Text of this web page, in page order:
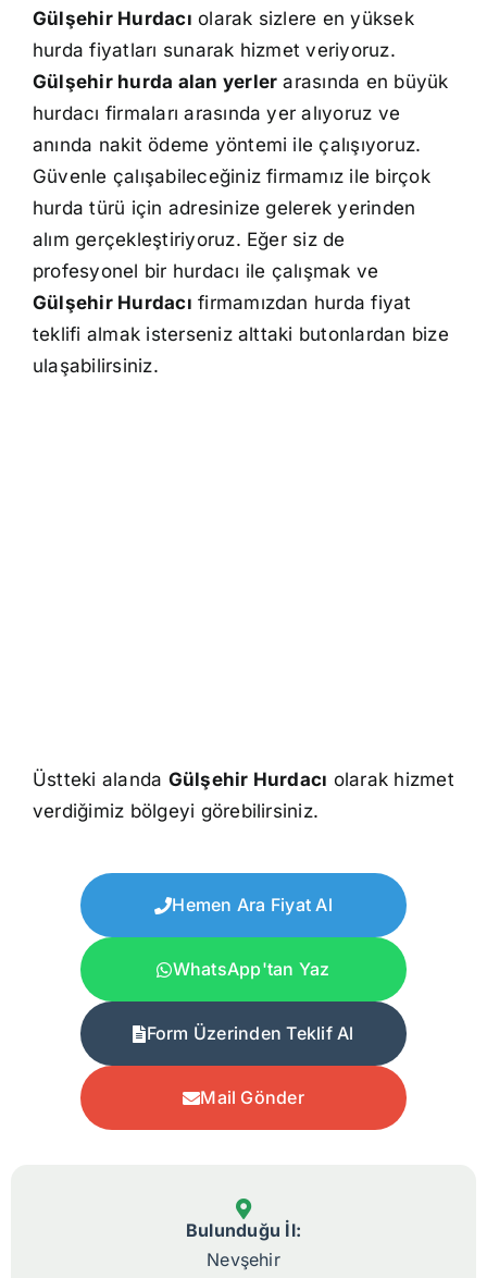
Gülşehir Hurdacı olarak sizlere en yüksek
hurda fiyatları sunarak hizmet veriyoruz.
Gülşehir hurda alan yerler arasında en büyük
hurdacı firmaları arasında yer alıyoruz ve
anında nakit ödeme yöntemi ile çalışıyoruz.
Güvenle çalışabileceğiniz firmamız ile birçok
hurda türü için adresinize gelerek yerinden
alım gerçekleştiriyoruz. Eğer siz de
profesyonel bir hurdacı ile çalışmak ve
Gülşehir Hurdacı firmamızdan hurda fiyat
teklifi almak isterseniz alttaki butonlardan bize
ulaşabilirsiniz.
Üstteki alanda Gülşehir Hurdacı olarak hizmet
verdiğimiz bölgeyi görebilirsiniz.
Hemen Ara Fiyat Al
WhatsApp'tan Yaz
Form Üzerinden Teklif Al
Mail Gönder
Bulunduğu İl:
Nevşehir